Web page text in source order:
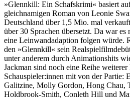
»Glennkill: Ein Schafskrimi« basiert
gleichnamigen Roman von Leonie
Deutschland über 1,5 Mio. mal
über 30 Sprachen übersetzt. Da war
eine Leinwandadaption folgen würde.
den »Glennkill« sein
unter anderem durch Animationshits
Jackman sind noch eine Reihe
Schauspieler:innen mit von der Partie:
Galitzine, Molly Gordon, Hong Chau,
Holdbrook‑Smith, Conleth Hill und